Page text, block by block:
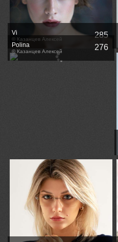
Vi
© Казанцев Алексей 285
Polina
© Казанцев Алексей 276